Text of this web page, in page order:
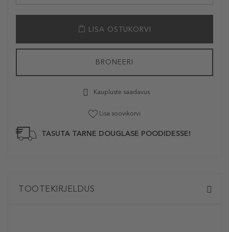
LISA OSTUKORVI
BRONEERI
Kaupluste saadavus
Lisa soovikorvi
TASUTA TARNE DOUGLASE POODIDESSE!
TOOTEKIRJELDUS